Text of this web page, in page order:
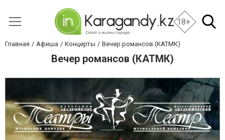
18+
Главная Афиша Концерты Вечер романсов (КАТМК)
Вечер романсов (КАТМК)